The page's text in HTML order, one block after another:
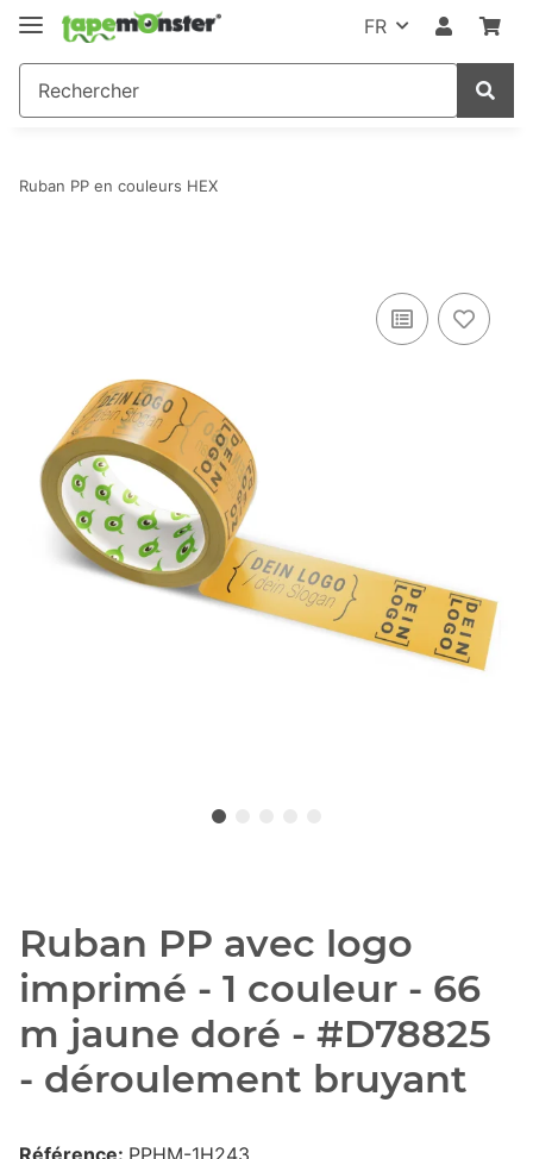
FR
Ruban PP en couleurs HEX
Ruban PP avec logo
imprimé - 1 couleur - 66
m jaune doré - #D78825
- déroulement bruyant